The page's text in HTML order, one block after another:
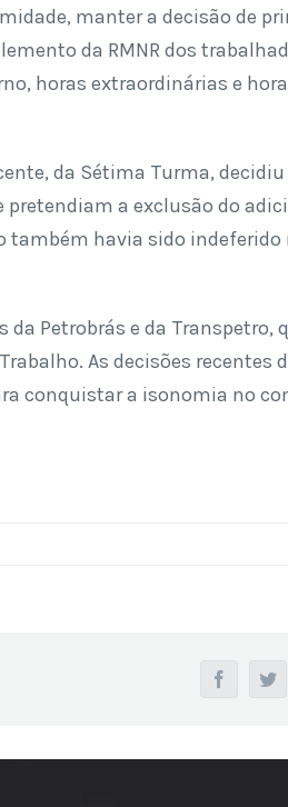
manter a decisão de
da RMNR dos
horas extraordinárias e
da Sétima Turma, decidiu
pretendiam a exclusão do
também havia sido indeferido
da Petrobrás e da Transpetro,
As decisões recentes
conquistar a isonomia no
facebook